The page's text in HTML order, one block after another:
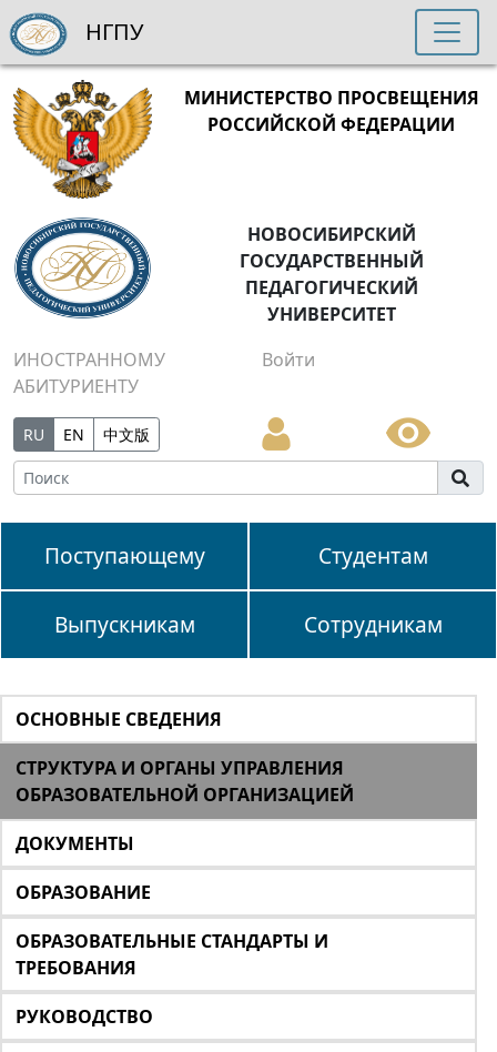
МИНИСТЕРСТВО ПРОСВЕЩЕНИЯ
РОССИЙСКОЙ ФЕДЕРАЦИИ
НОВОСИБИРСКИЙ
ГОСУДАРСТВЕННЫЙ
ПЕДАГОГИЧЕСКИЙ
УНИВЕРСИТЕТ
ИНОСТРАННОМУ
АБИТУРИЕНТУ
Войти
RU EN 中文版
Поступающему Студентам
Выпускникам Сотрудникам
НГПУ
ОСНОВНЫЕ СВЕДЕНИЯ
СТРУКТУРА И ОРГАНЫ УПРАВЛЕНИЯ
ОБРАЗОВАТЕЛЬНОЙ ОРГАНИЗАЦИЕЙ
ДОКУМЕНТЫ
ОБРАЗОВАНИЕ
ОБРАЗОВАТЕЛЬНЫЕ СТАНДАРТЫ И
ТРЕБОВАНИЯ
РУКОВОДСТВО